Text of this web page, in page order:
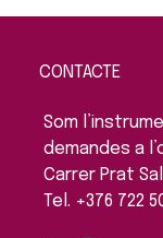
CONTACTE
Som
demandes a
Carrer Prat
Tel. +376 722